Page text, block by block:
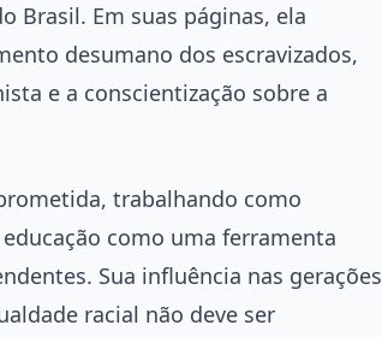
Brasil. Em suas páginas, ela
desumano dos escravizados,
e a conscientização sobre a
trabalhando como
como uma ferramenta
Sua influência nas gerações
racial não deve ser